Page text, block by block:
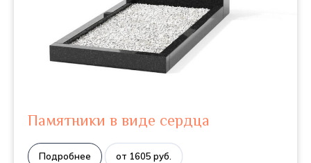
Памятники в виде сердца
Подробнее от 1605 руб.